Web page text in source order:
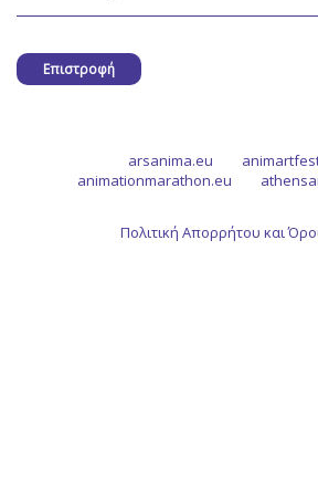
Επιστροφή
arsanima.eu
animationmarathon.eu
Πολιτική Απορρήτου και